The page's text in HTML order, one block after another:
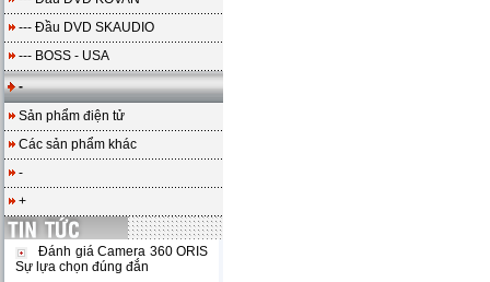
--- Đầu DVD SKAUDIO
--- BOSS - USA
-
Sản phẩm điện tử
Các sản phẩm khác
-
+
Đánh giá Camera 360 ORIS
Sự lựa chọn đúng đắn